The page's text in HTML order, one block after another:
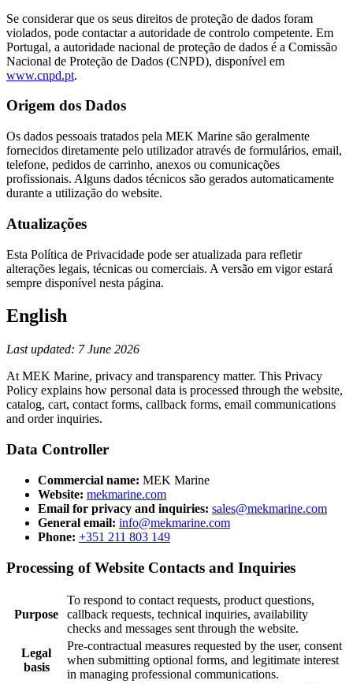
Se considerar que os seus direitos de proteção de dados foram
violados, pode contactar a autoridade de controlo competente. Em
Portugal, a autoridade nacional de proteção de dados é a Comissão
Nacional de Proteção de Dados (CNPD), disponível em
www.cnpd.pt.
Origem dos Dados
Os dados pessoais tratados pela MEK Marine são geralmente
fornecidos diretamente pelo utilizador através de formulários, email,
telefone, pedidos de carrinho, anexos ou comunicações
profissionais. Alguns dados técnicos são gerados automaticamente
durante a utilização do website.
Atualizações
Esta Política de Privacidade pode ser atualizada para refletir
alterações legais, técnicas ou comerciais. A versão em vigor estará
sempre disponível nesta página.
English
Last updated: 7 June 2026
At MEK Marine, privacy and transparency matter. This Privacy
Policy explains how personal data is processed through the website,
catalog, cart, contact forms, callback forms, email communications
and order inquiries.
Data Controller
Commercial name: MEK Marine
Website: mekmarine.com
Email for privacy and inquiries: sales@mekmarine.com
General email: info@mekmarine.com
Phone: +351 211 803 149
Processing of Website Contacts and Inquiries
Purpose
To respond to contact requests, product questions,
callback requests, technical inquiries, availability
checks and messages sent through the website.
Legal
basis
Pre-contractual measures requested by the user, consent
when submitting optional forms, and legitimate interest
in managing professional communications.